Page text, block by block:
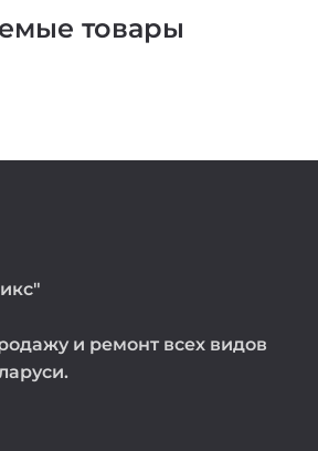
товары
и ремонт всех видов